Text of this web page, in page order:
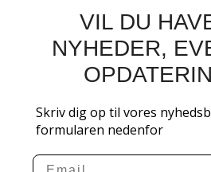
VIL DU
NYHEDER,
Skriv dig op til vores
formularen nedenfor
Email